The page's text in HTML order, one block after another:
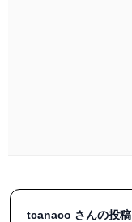
tcanaco さんの投稿